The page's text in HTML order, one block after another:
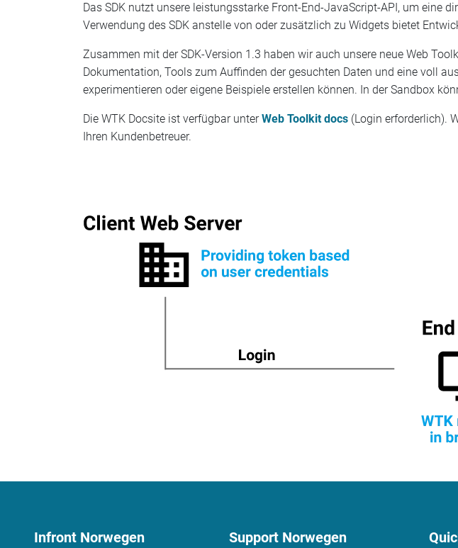
Das SDK nutzt unsere leistungsstarke Front-End-JavaScript-API, um eine
Verwendung des SDK anstelle von oder zusätzlich zu Widgets bietet
Zusammen mit der SDK-Version 1.3 haben wir auch unsere neue Web
Dokumentation, Tools zum Auffinden der gesuchten Daten und eine voll
experimentieren oder eigene Beispiele erstellen können. In der Sandbox
Die WTK Docsite ist verfügbar unterWeb Toolkit docs (Login erforderlich).
Ihren Kundenbetreuer.
Infront Norwegen Support Norwegen